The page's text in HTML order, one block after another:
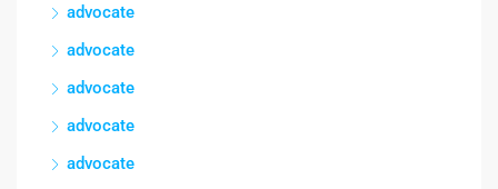
advocate
advocate
advocate
advocate
advocate